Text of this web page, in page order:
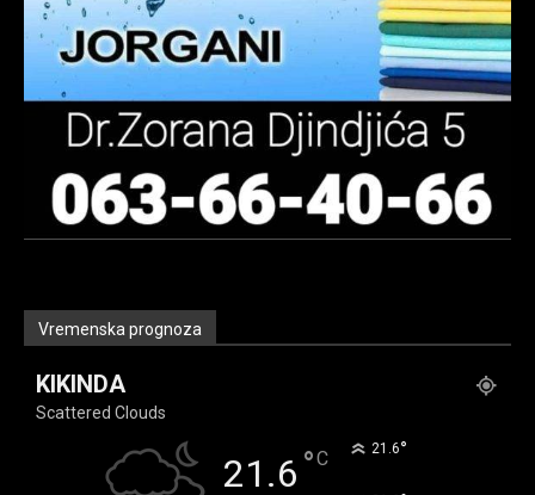
Vremenska prognoza
KIKINDA
Scattered Clouds
21.6 °C 21.6°